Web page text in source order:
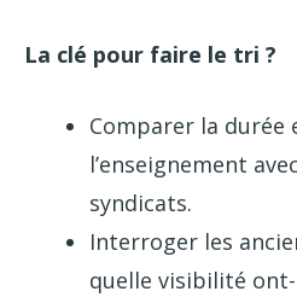
La clé pour faire le tri ?
Comparer la durée
l’enseignement
syndicats.
Interroger les
quelle visibilité ont-